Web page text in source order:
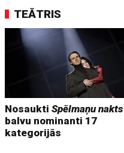
TEĀTRIS
NosauktiSpēlmaņu nakts
balvu nominanti 17
kategorijās